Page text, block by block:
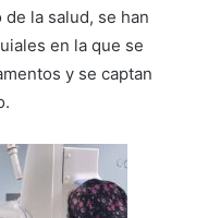
la salud, se han
en la que se
y se captan